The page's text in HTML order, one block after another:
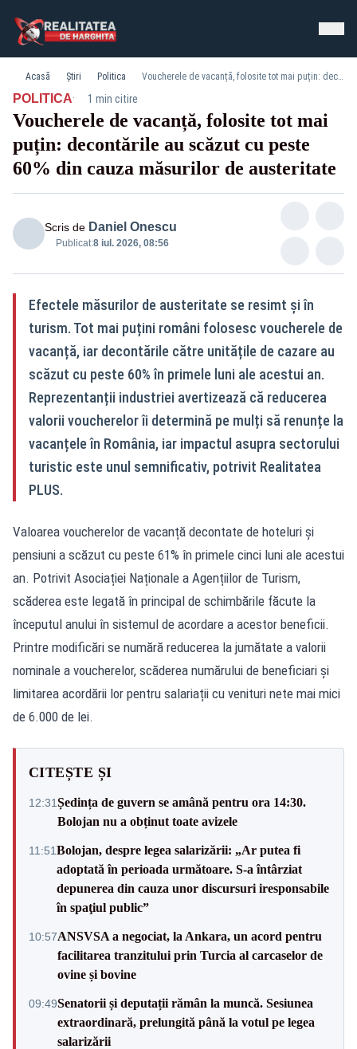
Acasă Știri Politica Voucherele de vacanță, folosite tot mai puțin: decontările au scăzut cu peste 60% din cauza măsurilor de austeritate
POLITICA· 1 min citire
Voucherele de vacanță, folosite tot mai
puțin: decontările au scăzut cu peste
60% din cauza măsurilor de austeritate
Scris de Daniel Onescu
Publicat:8 iul. 2026, 08:56
Efectele măsurilor de austeritate se resimt și în
turism. Tot mai puțini români folosesc voucherele de
vacanță, iar decontările către unitățile de cazare au
scăzut cu peste 60% în primele luni ale acestui an.
Reprezentanții industriei avertizează că reducerea
valorii voucherelor îi determină pe mulți să renunțe la
vacanțele în România, iar impactul asupra sectorului
turistic este unul semnificativ, potrivit Realitatea
PLUS.
Valoarea voucherelor de vacanță decontate de hoteluri și
pensiuni a scăzut cu peste 61% în primele cinci luni ale acestui
an. Potrivit Asociației Naționale a Agențiilor de Turism,
scăderea este legată în principal de schimbările făcute la
începutul anului în sistemul de acordare a acestor beneficii.
Printre modificări se numără reducerea la jumătate a valorii
nominale a voucherelor, scăderea numărului de beneficiari și
limitarea acordării lor pentru salariații cu venituri nete mai mici
de 6.000 de lei.
CITEȘTE ȘI
12:31Ședința de guvern se amână pentru ora 14:30.
Bolojan nu a obținut toate avizele
11:51Bolojan, despre legea salarizării: „Ar putea fi
adoptată în perioada următoare. S-a întârziat
depunerea din cauza unor discursuri iresponsabile
în spaţiul public”
10:57ANSVSA a negociat, la Ankara, un acord pentru
facilitarea tranzitului prin Turcia al carcaselor de
ovine și bovine
09:49Senatorii și deputații rămân la muncă. Sesiunea
extraordinară, prelungită până la votul pe legea
salarizării